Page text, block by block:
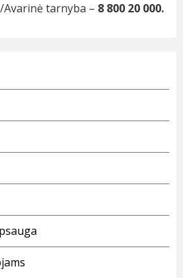
tarnyba – 8 800 20 000.